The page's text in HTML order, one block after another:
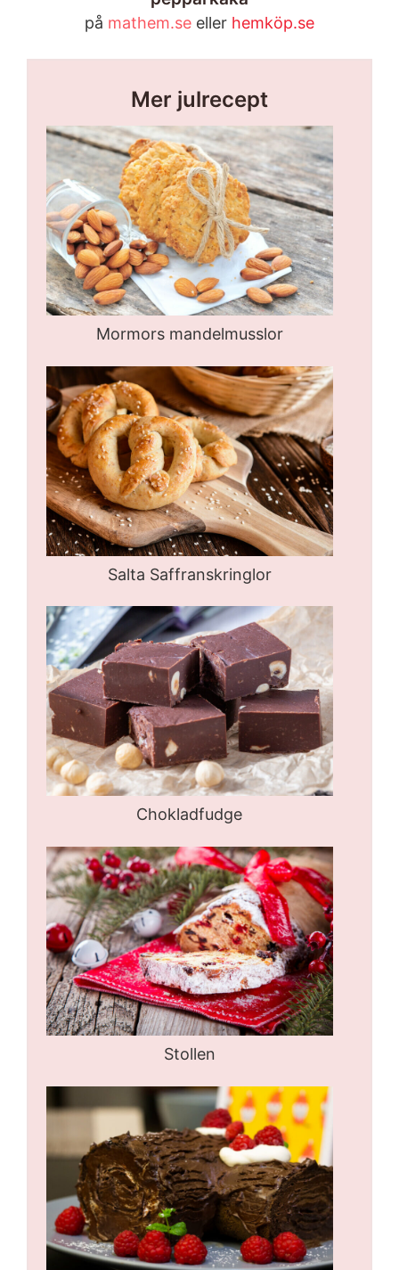
på mathem.se eller hemköp.se
Mer julrecept
Mormors mandelmusslor
Salta Saffranskringlor
Chokladfudge
Stollen